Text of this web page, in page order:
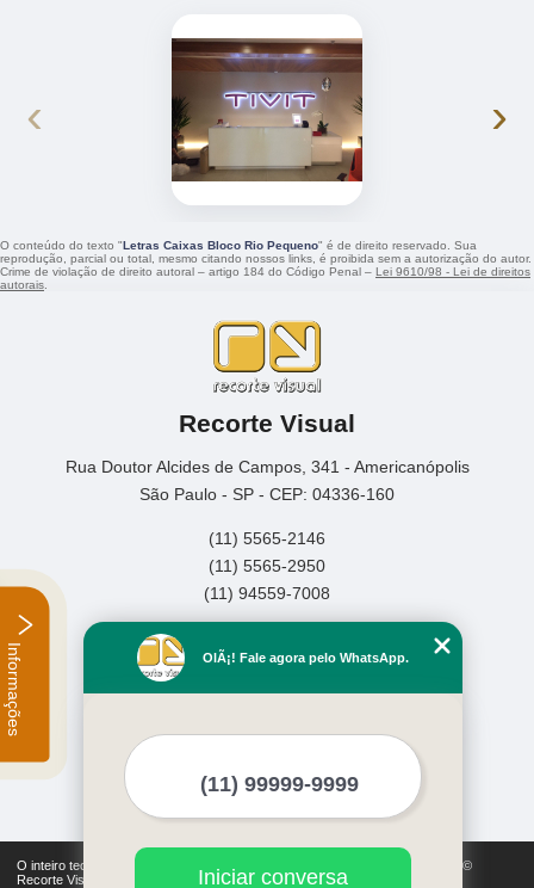
‹ ›
O conteúdo do texto "Letras Caixas Bloco Rio Pequeno " é de direito reservado. Sua
reprodução, parcial ou total, mesmo citando nossos links, é proibida sem a autorização do autor.
Crime de violação de direito autoral – artigo 184 do Código Penal –
Rua Doutor Alcides de Campos, 341 - Americanópolis
(11) 5565-2146
(11) 5565-2950
Home
Serviços
Mapa do site
Mais Serviços
OlÃ¡! Fale agora pelo WhatsApp.
Iniciar conversa
Informações